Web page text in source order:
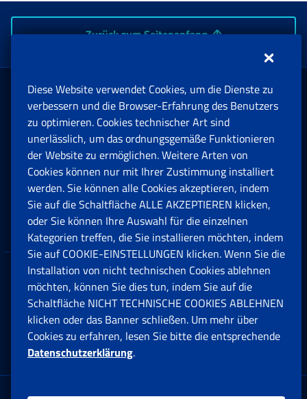
Zurück zum Seitenanfang
Rente und Sozialversicherung
Arbeit
Beihilfen, Subventionen und Entschädigungen
Unternehmen und Freiberufler
Datenschutz
Cookie einstellungen
Multikanal-Contact Center
Diese Website verwendet Cookies, um die Dienste zu
verbessern und die Browser-Erfahrung des Benutzers
zu optimieren. Cookies technischer Art sind
unerlässlich, um das ordnungsgemäße Funktionieren
der Website zu ermöglichen. Weitere Arten von
Cookies können nur mit Ihrer Zustimmung installiert
werden. Sie können alle Cookies akzeptieren, indem
Sie auf die Schaltfläche ALLE AKZEPTIEREN klicken,
oder Sie können Ihre Auswahl für die einzelnen
Kategorien treffen, die Sie installieren möchten, indem
Sie auf COOKIE-EINSTELLUNGEN klicken. Wenn Sie die
Installation von nicht technischen Cookies ablehnen
möchten, können Sie dies tun, indem Sie auf die
Schaltfläche NICHT TECHNISCHE COOKIES ABLEHNEN
klicken oder das Banner schließen. Um mehr über
Cookies zu erfahren, lesen Sie bitte die entsprechende
Datenschutzerklärung.